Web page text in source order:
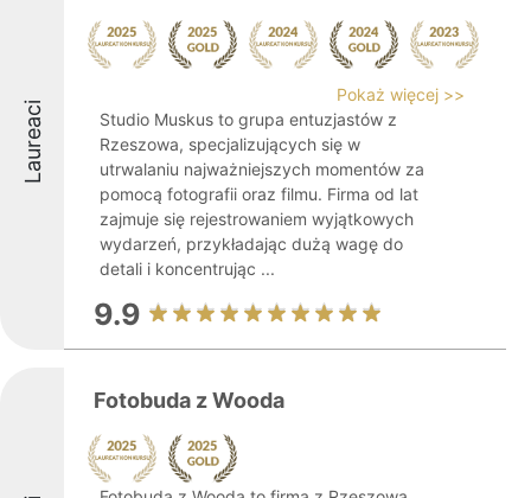
Laureaci
Pokaż więcej >>
Studio Muskus to grupa entuzjastów z
Rzeszowa, specjalizujących się w
utrwalaniu najważniejszych momentów za
pomocą fotografii oraz filmu. Firma od lat
zajmuje się rejestrowaniem wyjątkowych
wydarzeń, przykładając dużą wagę do
detali i koncentrując ...
9.9
Fotobuda z Wooda